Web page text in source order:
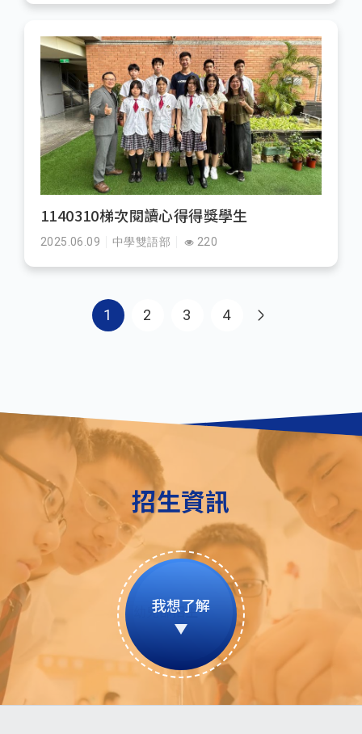
1140310梯次閱讀心得得獎學生
2025.06.09 中學雙語部 220
Pagination
1 2 3 4
招生資訊
我想了解